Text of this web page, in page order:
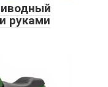
руками